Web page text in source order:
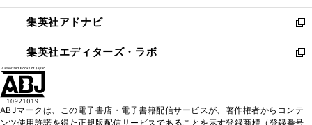
開
く
ウ
で
開
く
ン
ド
ウ
で
ウ
ィ
ン
ド
く
集英社アドナビ
新
し
い
ド
集英社エディターズ・ラボ
新
ィ
ABJマークは、この電子書店・電子書籍配信サービスが、著作権者からコンテ
ンツ使用許諾を得た正規版配信サービスであることを示す登録商標（登録番号